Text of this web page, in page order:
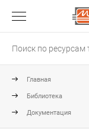
Главная
Библиотека
Документация